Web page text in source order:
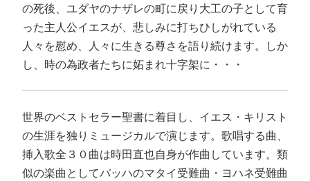
の死後、ユダヤのナザレの町に戻り大工の子として育
った主人公イエスが、悲しみに打ちひしがれている
人々を慰め、人々に生きる尊さを語り続けます。しか
し、時の為政者たちに妬まれ十字架に・・・
世界のベストセラー聖書に着目し、イエス・キリスト
の生涯を独りミュージカルで演じます。歌唱する曲、
挿入歌全３０曲は時田直也自身が作曲しています。類
似の楽曲としてバッハのマタイ受難曲・ヨハネ受難曲